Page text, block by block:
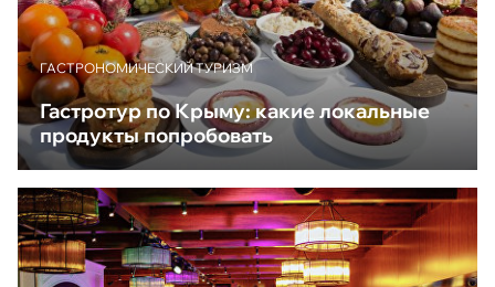
ГАСТРОНОМИЧЕСКИЙ ТУРИЗМ
Гастротур по Крыму: какие локальные
продукты попробовать